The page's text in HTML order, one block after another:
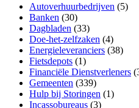
Autoverhuurbedrijven (5)
Banken (30)
Dagbladen (33)
Doe-het-zelfzaken (4)
Energieleveranciers (38)
Fietsdepots (1)
Financiële Dienstverleners
Gemeenten (339)
Hulp bij Storingen (1)
Incassobureaus (3)